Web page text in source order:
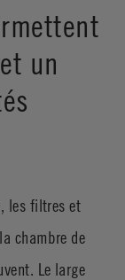
un
les filtres et
chambre de
Le large